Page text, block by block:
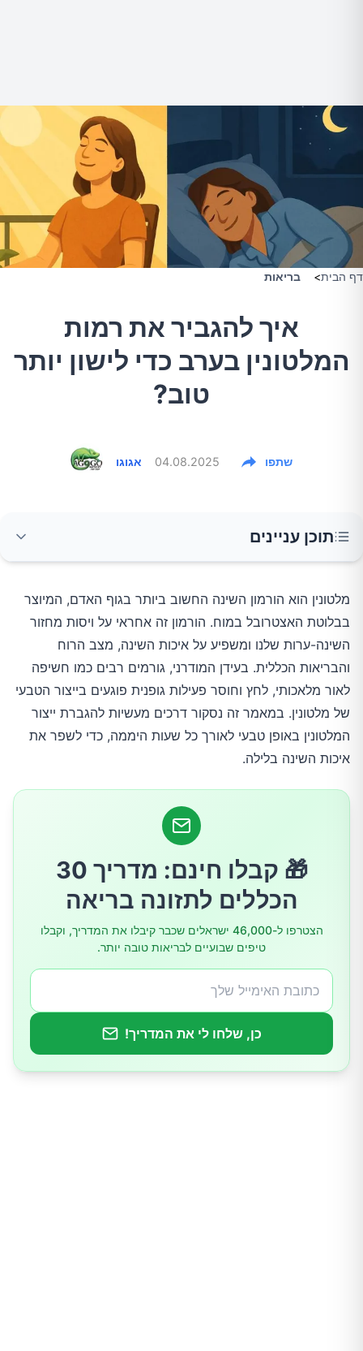
דף הבית> בריאות
איך להגביר את רמות
המלטונין בערב כדי לישון יותר
טוב?
אגוגו 04.08.2025 שתפו
תוכן עניינים
חשיפה לאור טבעי בשעות הבוקר והיום
תזונה התומכת בייצור מלטונין
ויטמינים ומינרלים חיוניים
פעילות גופנית בזמן הנכון
טכניקות להפחתת מתח
הפחתת חשיפה לאור כחול בערב
הימנעות מחומרים המפריעים לייצור מלטונין
יצירת סביבת שינה אופטימלית
שגרת ערב קבועה
מלטונין הוא הורמון השינה החשוב ביותר בגוף האדם, המיוצר
בבלוטת האצטרובל במוח. הורמון זה אחראי על ויסות מחזור
השינה-ערות שלנו ומשפיע על איכות השינה, מצב הרוח
והבריאות הכללית. בעידן המודרני, גורמים רבים כמו חשיפה
לאור מלאכותי, לחץ וחוסר פעילות גופנית פוגעים בייצור הטבעי
של מלטונין. במאמר זה נסקור דרכים מעשיות להגברת ייצור
המלטונין באופן טבעי לאורך כל שעות היממה, כדי לשפר את
איכות השינה בלילה.
🎁 קבלו חינם: מדריך 30
הכללים לתזונה בריאה
הצטרפו ל-46,000 ישראלים שכבר קיבלו את המדריך, וקבלו
טיפים שבועיים לבריאות טובה יותר.
כן, שלחו לי את המדריך!